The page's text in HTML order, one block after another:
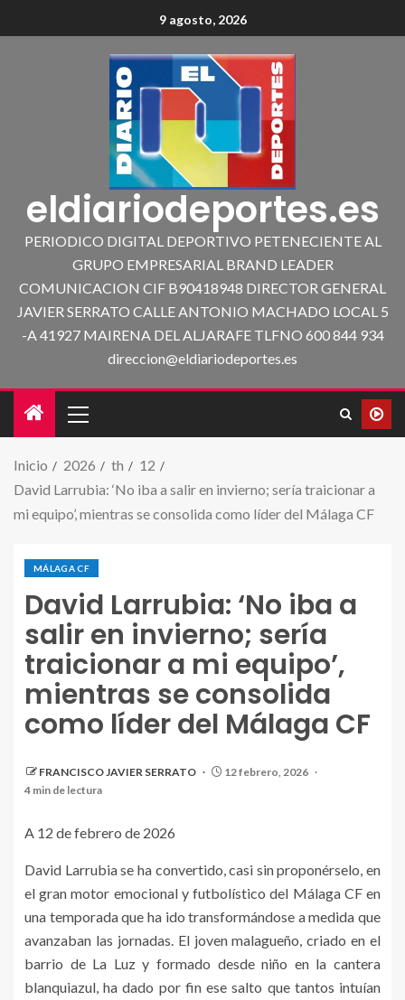
9 agosto, 2026
eldiariodeportes.es
PERIODICO DIGITAL DEPORTIVO PETENECIENTE AL
GRUPO EMPRESARIAL BRAND LEADER
COMUNICACION CIF B90418948 DIRECTOR GENERAL
JAVIER SERRATO CALLE ANTONIO MACHADO LOCAL 5
-A 41927 MAIRENA DEL ALJARAFE TLFNO 600 844 934
direccion@eldiariodeportes.es
Inicio 2026 th
12
David Larrubia: ‘No iba a salir en invierno; sería traicionar a
mi equipo’, mientras se consolida como líder del Málaga CF
MÁLAGA CF
David Larrubia: ‘No iba a
salir en invierno; sería
traicionar a mi equipo’,
mientras se consolida
como líder del Málaga CF
FRANCISCO JAVIER SERRATO
12 febrero, 2026
4 min de lectura
A 12 de febrero de 2026
David Larrubia se ha convertido, casi sin proponérselo, en
el gran motor emocional y futbolístico del Málaga CF en
una temporada que ha ido transformándose a medida que
avanzaban las jornadas. El joven malagueño, criado en el
barrio de La Luz y formado desde niño en la cantera
blanquiazul, ha dado por fin ese salto que tantos intuían